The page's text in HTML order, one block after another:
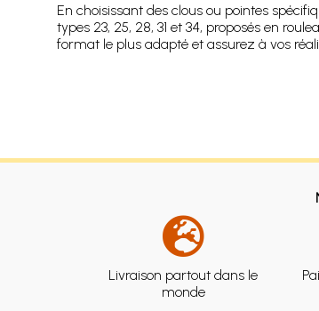
En choisissant des clous ou pointes
types 23, 25, 28, 31 et 34, proposés en
format le plus adapté et assurez à vos
Livraison partout dans le
monde